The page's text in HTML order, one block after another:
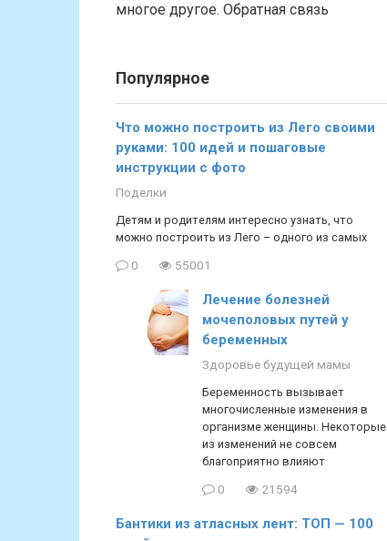
многое другое. Обратная связь
Популярное
Что можно построить из Лего своими
руками: 100 идей и пошаговые
инструкции с фото
Поделки
Детям и родителям интересно узнать, что
можно построить из Лего – одного из самых
0 55001
Лечение болезней
мочеполовых путей у
беременных
Здоровье будущей мамы
Беременность вызывает
многочисленные изменения в
организме женщины. Некоторые
из изменений не совсем
благоприятно влияют
0 21594
Бантики из атласных лент: ТОП — 100